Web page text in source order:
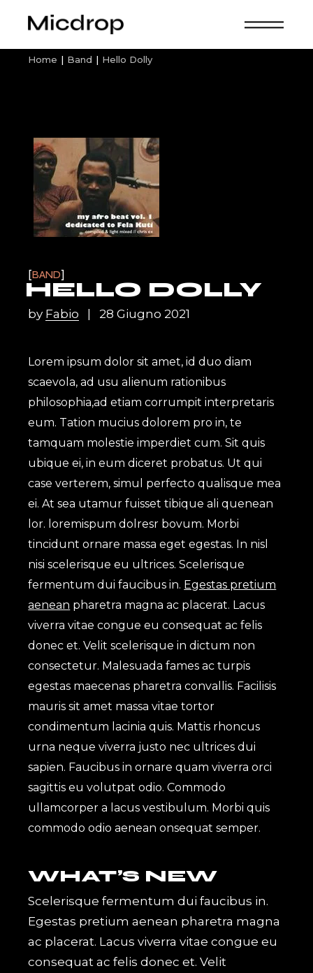
Home Band Hello Dolly
BAND
HELLO DOLLY
by Fabio 28 Giugno 2021
Lorem ipsum dolor sit amet, id duo diam
scaevola, ad usu alienum rationibus
philosophia,ad etiam corrumpit interpretaris
eum. Tation mucius dolorem pro in, te
tamquam molestie imperdiet cum. Sit quis
ubique ei, in eum diceret probatus. Ut qui
case verterem, simul perfecto qualisque mea
ei. At sea utamur fuisset tibique ali quenean
lor. loremispum dolresr bovum. Morbi
tincidunt ornare massa eget egestas. In nisl
nisi scelerisque eu ultrices. Scelerisque
fermentum dui faucibus in. Egestas pretium
aenean pharetra magna ac placerat. Lacus
viverra vitae congue eu consequat ac felis
donec et. Velit scelerisque in dictum non
consectetur. Malesuada fames ac turpis
egestas maecenas pharetra convallis. Facilisis
mauris sit amet massa vitae tortor
condimentum lacinia quis. Mattis rhoncus
urna neque viverra justo nec ultrices dui
sapien. Faucibus in ornare quam viverra orci
sagittis eu volutpat odio. Commodo
ullamcorper a lacus vestibulum. Morbi quis
commodo odio aenean onsequat semper.
WHAT’S NEW
Scelerisque fermentum dui faucibus in.
Egestas pretium aenean pharetra magna
ac placerat. Lacus viverra vitae congue eu
consequat ac felis donec et. Velit